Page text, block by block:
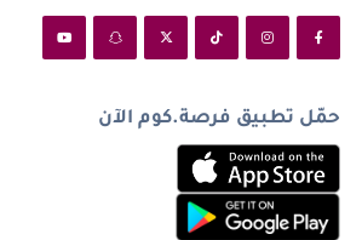
حمّل تطبيق فرصة.كوم الآن